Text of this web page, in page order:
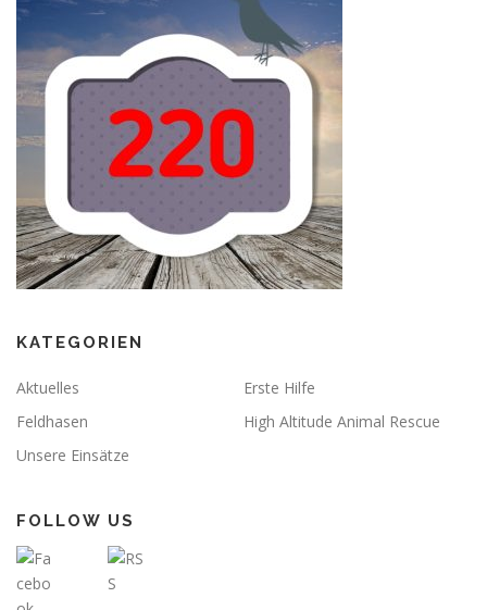
KATEGORIEN
Aktuelles
Erste Hilfe
Feldhasen
High Altitude Animal Rescue
Unsere Einsätze
FOLLOW US